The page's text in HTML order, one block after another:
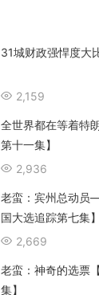
31城财政强悍度大
2,159
全世界都在等着特
第十一集】
2,936
老蛮：宾州总动员
国大选追踪第七集】
2,669
老蛮：神奇的选票
集】